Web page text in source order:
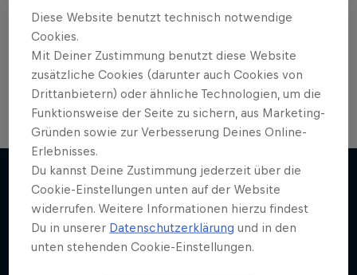
Bike
Hier findest du alles rund ums Thema
Mountainbike, BMX und Rennrad: Spannende Live-
Weiter geht´s hier
Diese Website benutzt technisch notwendige
Cookies.
Mit Deiner Zustimmung benutzt diese Website
zusätzliche Cookies (darunter auch Cookies von
Drittanbietern) oder ähnliche Technologien, um die
Funktionsweise der Seite zu sichern, aus Marketing-
Gründen sowie zur Verbesserung Deines Online-
Erlebnisses.
Du kannst Deine Zustimmung jederzeit über die
Cookie-Einstellungen unten auf der Website
widerrufen. Weitere Informationen hierzu findest
Du in unserer Datenschutzerklärung und in den
unten stehenden Cookie-Einstellungen.